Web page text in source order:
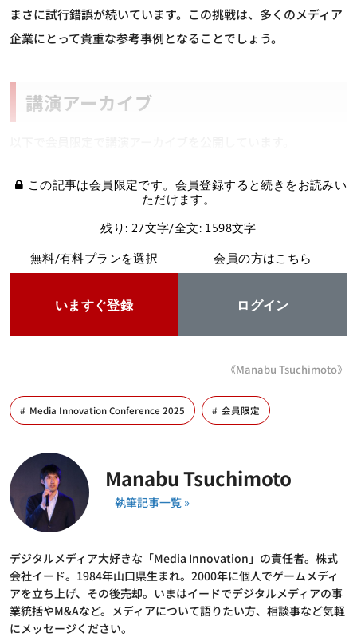
まさに試行錯誤が続いています。この挑戦は、多くのメディア
企業にとって貴重な参考事例となることでしょう。
講演アーカイブ
この記事は会員限定です。会員登録すると続きをお読みい
ただけます。
残り: 27文字/全文: 1598文字
無料/有料プランを選択
いますぐ登録
会員の方はこちら
ログイン
《Manabu Tsuchimoto》
Media Innovation Conference 2025 会員限定
Manabu Tsuchimoto
デジタルメディア大好きな「Media Innovation」の責任者。株式
会社イード。1984年山口県生まれ。2000年に個人でゲームメディ
アを立ち上げ、その後売却。いまはイードでデジタルメディアの事
業統括やM&Aなど。メディアについて語りたい方、相談事など気軽
にメッセージください。